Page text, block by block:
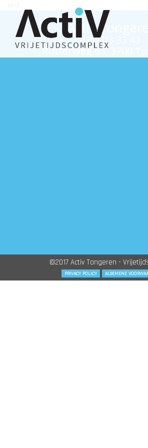
Activ Tongeren
012 23 33 43
Rutterweg 63, 3700
©2017 Activ Tongeren -
PRIVACY POLICY ALGEMENE